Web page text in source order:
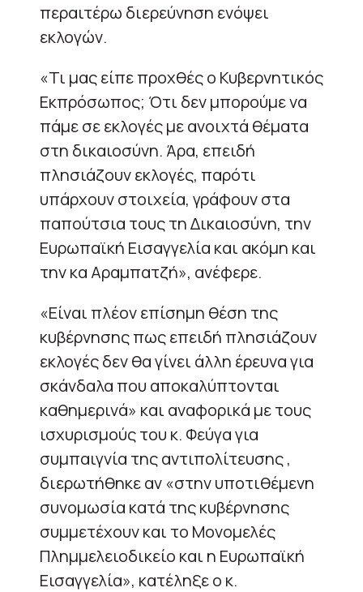
περαιτέρω διερεύνηση ενόψει
εκλογών.
«Τι μας είπε προχθές ο Κυβερνητικός
Εκπρόσωπος; Ότι δεν μπορούμε να
πάμε σε εκλογές με ανοιχτά θέματα
στη δικαιοσύνη. Άρα, επειδή
πλησιάζουν εκλογές, παρότι
υπάρχουν στοιχεία, γράφουν στα
παπούτσια τους τη Δικαιοσύνη, την
Ευρωπαϊκή Εισαγγελία και ακόμη και
την κα Αραμπατζή», ανέφερε.
«Είναι πλέον επίσημη θέση της
κυβέρνησης πως επειδή πλησιάζουν
εκλογές δεν θα γίνει άλλη έρευνα για
σκάνδαλα που αποκαλύπτονται
καθημερινά» και αναφορικά με τους
ισχυρισμούς του κ. Φεύγα για
συμπαιγνία της αντιπολίτευσης ,
διερωτήθηκε αν «στην υποτιθέμενη
συνομωσία κατά της κυβέρνησης
συμμετέχουν και το Μονομελές
Πλημμελειοδικείο και η Ευρωπαϊκή
Εισαγγελία», κατέληξε ο κ.